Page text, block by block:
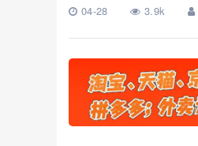
04-28 3.9k